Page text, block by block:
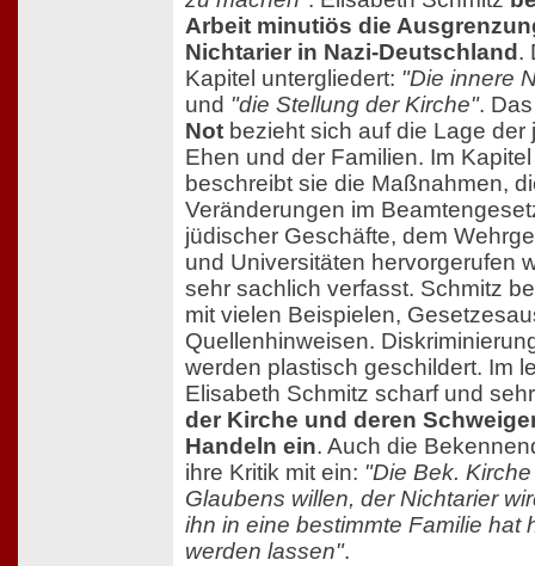
Arbeit minutiös die
Nichtarier in Nazi-Deutschland .
Kapitel untergliedert: "Die innere
und "die Stellung der Kirche".
Not bezieht sich auf die Lage
Ehen und der Familien. Im
beschreibt sie die Maßnahmen,
Veränderungen im
jüdischer Geschäfte, dem
und Universitäten hervorgerufen
sehr sachlich verfasst. Schmitz
mit vielen Beispielen,
Quellenhinweisen.
werden plastisch geschildert. Im
Elisabeth Schmitz scharf und
der Kirche und deren
Handeln ein. Auch die
ihre Kritik mit ein: "Die Bek.
Glaubens willen, der Nichtarier
ihn in eine bestimmte Familie hat
werden lassen".